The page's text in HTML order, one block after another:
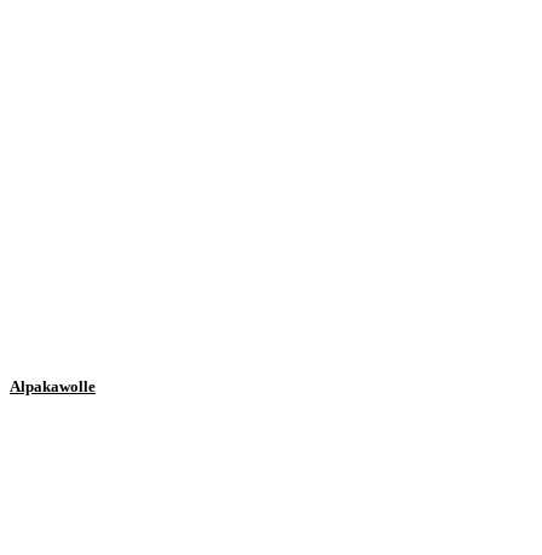
Alpakawolle